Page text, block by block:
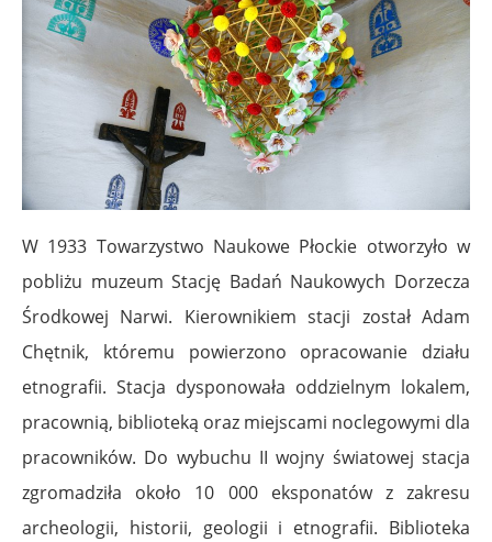
W 1933 Towarzystwo Naukowe Płockie otworzyło w
pobliżu muzeum Stację Badań Naukowych Dorzecza
Środkowej Narwi. Kierownikiem stacji został Adam
Chętnik, któremu powierzono opracowanie działu
etnografii. Stacja dysponowała oddzielnym lokalem,
pracownią, biblioteką oraz miejscami noclegowymi dla
pracowników. Do wybuchu II wojny światowej stacja
zgromadziła około 10 000 eksponatów z zakresu
archeologii, historii, geologii i etnografii. Biblioteka